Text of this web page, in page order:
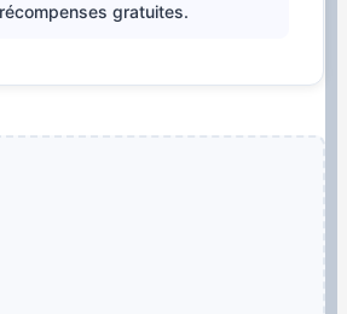
gratuites.